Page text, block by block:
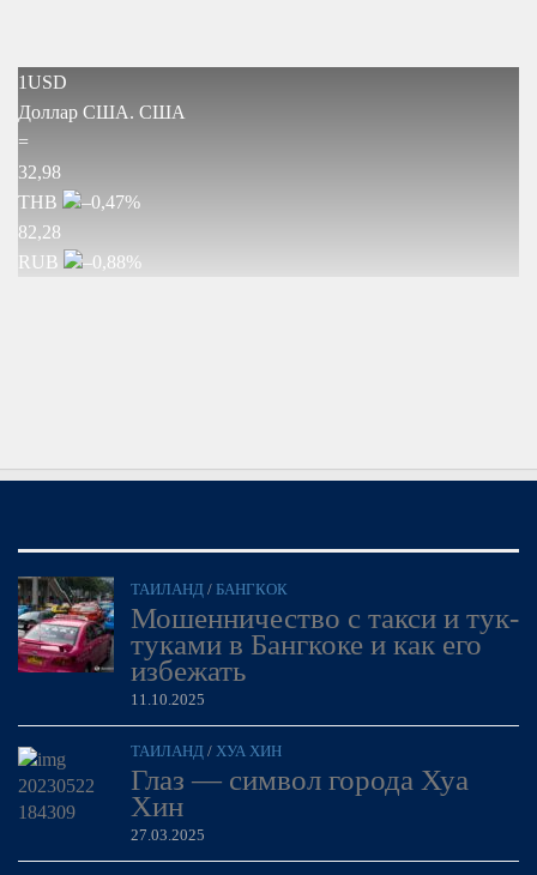
1USD
Доллар США. США
=
32,98
THB
–0,47%
82,28
RUB
–0,88%
ТАИЛАНД / БАНГКОК
Мошенничество с такси и тук-
туками в Бангкоке и как его
избежать
11.10.2025
ТАИЛАНД / ХУА ХИН
Глаз — символ города Хуа
Хин
27.03.2025